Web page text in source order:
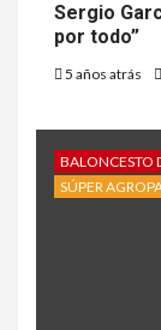
Sergio
por todo”
5 años atrás
BALONCESTO
SÚPER